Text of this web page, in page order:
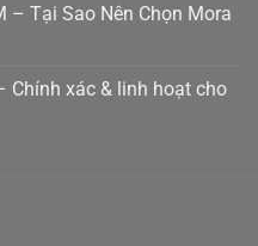
– Tại Sao Nên Chọn Mora
Chính xác & linh hoạt cho